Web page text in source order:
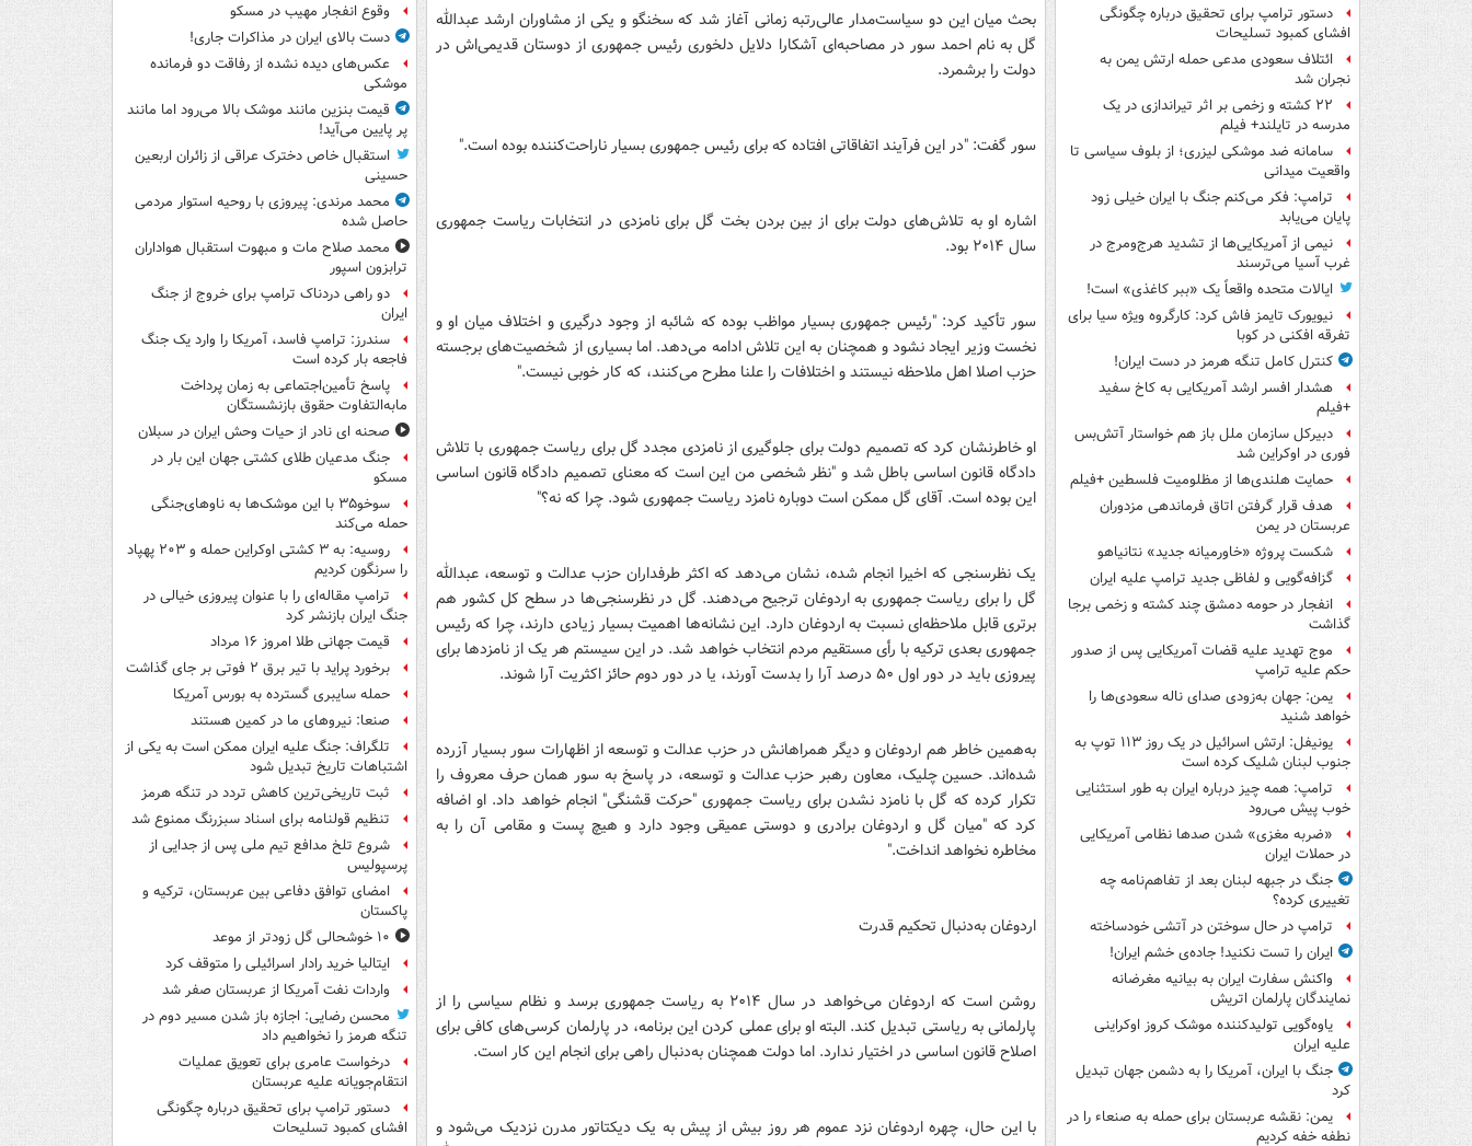
دستور ترامپ برای تحقیق درباره چگونگی
افشای کمبود تسلیحات
ائتلاف سعودی مدعی حمله ارتش یمن به
نجران شد
۲۲ کشته و زخمی بر اثر تیراندازی در یک
مدرسه در تایلند+ فیلم
سامانه ضد موشکی لیزری؛ از بلوف سیاسی تا
واقعیت میدانی
ترامپ: فکر می‌کنم جنگ با ایران خیلی زود
پایان می‌یابد
نیمی از آمریکایی‌ها از تشدید هرج‌ومرج در
غرب آسیا می‌ترسند
ایالات متحده واقعاً یک «ببر کاغذی» است!
نیویورک تایمز فاش کرد: کارگروه ویژه سیا برای
تفرقه افکنی در کوبا
کنترل کامل تنگه هرمز در دست ایران!
هشدار افسر ارشد آمریکایی به کاخ سفید
+فیلم
دبیرکل سازمان ملل باز هم خواستار آتش‌بس
فوری در اوکراین شد
حمایت هلندی‌ها از مظلومیت فلسطین +فیلم
هدف قرار گرفتن اتاق‌ فرماندهی مزدوران
عربستان در یمن
شکست پروژه «خاورمیانه جدید» نتانیاهو
گزافه‌گویی و لفاظی جدید ترامپ علیه ایران
انفجار در حومه دمشق چند کشته و زخمی برجا
گذاشت
موج تهدید علیه قضات آمریکایی پس از صدور
حکم علیه ترامپ
یمن: جهان به‌زودی صدای ناله سعودی‌ها را
خواهد شنید
یونیفل: ارتش اسرائیل در یک روز ۱۱۳ توپ به
جنوب لبنان شلیک کرده است
ترامپ: همه چیز درباره ایران به طور استثنایی
خوب پیش می‌رود
«ضربه مغزی» شدن صدها نظامی آمریکایی
در حملات ایران
جنگ در جبهه لبنان بعد از تفاهم‌نامه چه
تغییری کرده؟
ترامپ در حال سوختن در آتشی خودساخته
ایران را تست نکنید! جاده‌ی خشم ایران!
واکنش سفارت ایران به بیانیه مغرضانه
نمایندگان پارلمان اتریش
یاوه‌گویی تولیدکننده موشک کروز اوکراینی
علیه ایران
جنگ با ایران، آمریکا را به دشمن جهان تبدیل
کرد
یمن: نقشه عربستان برای حمله به صنعاء را در
نطفه خفه کردیم
بحث میان این دو سیاست‌مدار عالی‌رتبه زمانی آغاز شد که سخنگو و یکی از مشاوران ارشد عبدالله
گل به نام احمد سور در مصاحبه‌ای آشکارا دلایل دلخوری رئیس جمهوری از دوستان قدیمی‌اش در
دولت را برشمرد.
سور گفت: "در این فرآیند اتفاقاتی افتاده که برای رئیس جمهوری بسیار ناراحت‌کننده بوده است."
اشاره او به تلاش‌های دولت برای از بین بردن بخت گل برای نامزدی در انتخابات ریاست جمهوری
سال ۲۰۱۴ بود.
سور تأکید کرد: "رئیس جمهوری بسیار مواظب بوده که شائبه از وجود درگیری و اختلاف میان او و
نخست وزیر ایجاد نشود و همچنان به این تلاش ادامه می‌دهد. اما بسیاری از شخصیت‌های برجسته
حزب اصلا اهل ملاحظه نیستند و اختلافات را علنا مطرح می‌کنند، که کار خوبی نیست."
او خاطرنشان کرد که تصمیم دولت برای جلوگیری از نامزدی مجدد گل برای ریاست جمهوری با تلاش
دادگاه قانون اساسی باطل شد و "نظر شخصی من این است که معنای تصمیم دادگاه قانون اساسی
این بوده است. آقای گل ممکن است دوباره نامزد ریاست جمهوری شود. چرا که نه؟"
یک نظرسنجی که اخیرا انجام شده، نشان می‌دهد که اکثر طرفداران حزب عدالت و توسعه، عبدالله
گل را برای ریاست جمهوری به اردوغان ترجیح می‌دهند. گل در نظرسنجی‌ها در سطح کل کشور هم
برتری قابل ملاحظه‌ای نسبت به اردوغان دارد. این نشانه‌ها اهمیت بسیار زیادی دارند، چرا که رئیس
جمهوری بعدی ترکیه با رأی مستقیم مردم انتخاب خواهد شد. در این سیستم هر یک از نامزدها برای
پیروزی باید در دور اول ۵۰ درصد آرا را بدست آورند، یا در دور دوم حائز اکثریت آرا شوند.
به‌همین خاطر هم اردوغان و دیگر همراهانش در حزب عدالت و توسعه از اظهارات سور بسیار آزرده
شده‌اند. حسین چلیک، معاون رهبر حزب عدالت و توسعه، در پاسخ به سور همان حرف معروف را
تکرار کرده که گل با نامزد نشدن برای ریاست جمهوری "حرکت قشنگی" انجام خواهد داد. او اضافه
کرد که "میان گل و اردوغان برادری و دوستی عمیقی وجود دارد و هیچ پست و مقامی آن را به
مخاطره نخواهد انداخت."
اردوغان به‌دنبال تحکیم قدرت
روشن است که اردوغان می‌خواهد در سال ۲۰۱۴ به ریاست جمهوری برسد و نظام سیاسی را از
پارلمانی به ریاستی تبدیل کند. البته او برای عملی کردن این برنامه، در پارلمان کرسی‌های کافی برای
اصلاح قانون اساسی در اختیار ندارد. اما دولت همچنان به‌دنبال راهی برای انجام این کار است.
با این حال، چهره اردوغان نزد عموم هر روز بیش از پیش به یک دیکتاتور مدرن نزدیک می‌شود و
وقوع انفجار مهیب در مسکو
دست بالای ایران در مذاکرات جاری!
عکس‌های دیده نشده از رفاقت دو فرمانده‌
موشکی
قیمت بنزین مانند موشک بالا می‌رود اما مانند
پر پایین می‌آید!
استقبال خاص دخترک عراقی از زائران اربعین
حسینی
محمد مرندی: پیروزی با روحیه استوار مردمی
حاصل شده
محمد صلاح مات و مبهوت استقبال هواداران
ترابزون اسپور
دو راهی دردناک ترامپ برای خروج از جنگ
ایران
سندرز: ترامپ فاسد، آمریکا را وارد یک جنگ
فاجعه بار کرده است
پاسخ تأمین‌اجتماعی به زمان پرداخت
مابه‌التفاوت حقوق بازنشستگان
صحنه ای نادر از حیات وحش ایران در سبلان
جنگ مدعیان طلای کشتی جهان این بار در
مسکو
سوخو۳۵ با این موشک‌ها به ناوهای‌جنگی
حمله می‌کند
روسیه: به ۳ کشتی اوکراین حمله و ۲۰۳ پهپاد
را سرنگون کردیم
ترامپ مقاله‌ای را با عنوان پیروزی خیالی در
جنگ ایران بازنشر کرد
قیمت جهانی طلا امروز ۱۶ مرداد
برخورد پراید با تیر برق ۲ فوتی بر جای گذاشت
حمله سایبری گسترده به بورس آمریکا
صنعا: نیروهای ما در کمین‌ هستند
تلگراف: جنگ علیه ایران ممکن است به یکی از
اشتباهات تاریخ تبدیل شود
ثبت تاریخی‌ترین کاهش تردد در تنگه هرمز
تنظیم قولنامه برای اسناد سبزرنگ ممنوع شد
شروع تلخ مدافع تیم ملی پس از جدایی از
پرسپولیس
امضای توافق دفاعی بین عربستان، ترکیه و
پاکستان
۱۰ خوشحالی گل زودتر از موعد
ایتالیا خرید رادار اسرائیلی را متوقف کرد
واردات نفت آمریکا از عربستان صفر شد
محسن رضایی: اجازه باز شدن مسیر دوم در
تنگه هرمز را نخواهیم داد
درخواست عامری برای تعویق عملیات
انتقام‌جویانه علیه عربستان
دستور ترامپ برای تحقیق درباره چگونگی
افشای کمبود تسلیحات